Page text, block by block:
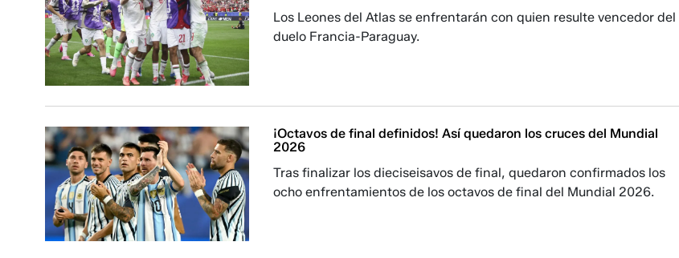
Los Leones del Atlas se enfrentarán con quien resulte vencedor del
duelo Francia-Paraguay.
¡Octavos de final definidos! Así quedaron los cruces del Mundial
2026
Tras finalizar los dieciseisavos de final, quedaron confirmados los
ocho enfrentamientos de los octavos de final del Mundial 2026.